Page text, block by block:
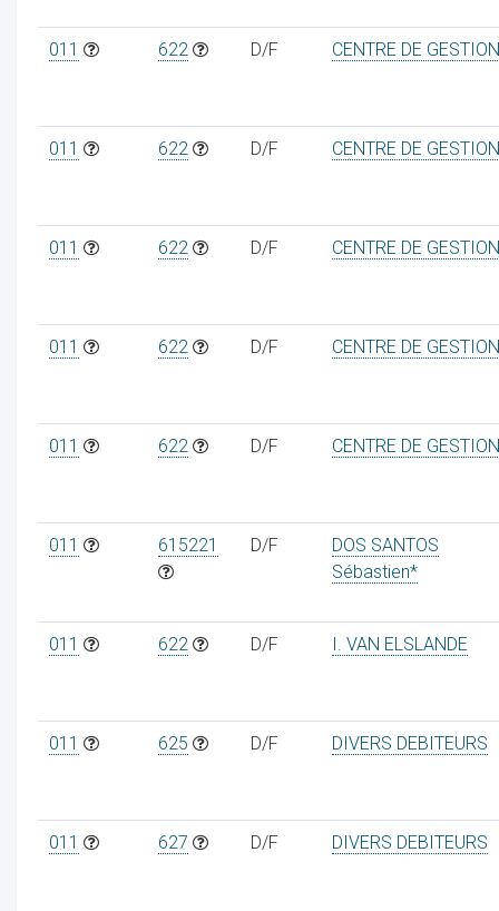
011 622 D/F CENTRE DE GESTION
011 622 D/F CENTRE DE GESTION
011 622 D/F CENTRE DE GESTION
011 622 D/F CENTRE DE GESTION
011 622 D/F CENTRE DE GESTION
011 615221 D/F
DOS SANTOS
Sébastien*
011 622 D/F I. VAN ELSLANDE
011 625 D/F DIVERS DEBITEURS
011 627 D/F DIVERS DEBITEURS